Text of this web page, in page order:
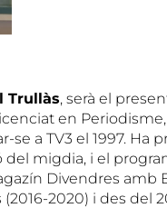
Trullàs, serà el
en
se a TV3 el 1997. Ha
migdia, i el
Divendres amb
2020) i des del